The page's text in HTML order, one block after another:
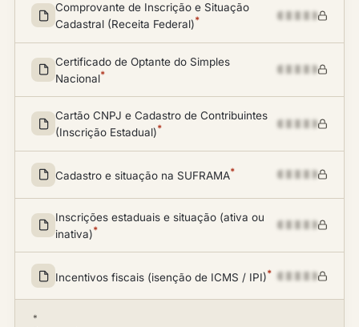
Comprovante de Inscrição e Situação
Cadastral (Receita Federal)*
Certificado de Optante do Simples
Nacional*
Cartão CNPJ e Cadastro de Contribuintes
(Inscrição Estadual)*
Cadastro e situação na SUFRAMA*
Inscrições estaduais e situação (ativa ou
inativa)*
Incentivos fiscais (isenção de ICMS / IPI)*
*